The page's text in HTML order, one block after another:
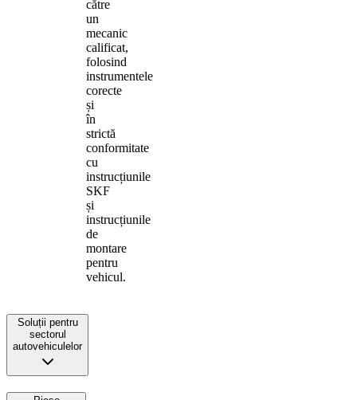
către
un
mecanic
calificat,
folosind
instrumentele
corecte
și
în
strictă
conformitate
cu
instrucțiunile
SKF
și
instrucțiunile
de
montare
pentru
vehicul.
Soluții pentru
sectorul
autovehiculelor